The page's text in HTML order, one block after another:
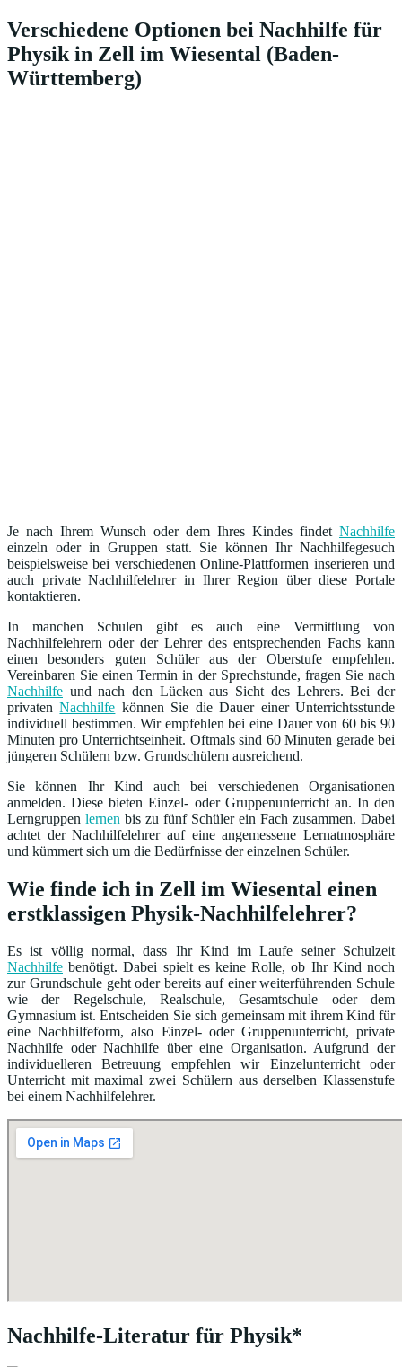
Verschiedene Optionen bei Nachhilfe für
Physik in Zell im Wiesental (Baden-
Württemberg)
Je nach Ihrem Wunsch oder dem Ihres Kindes findet Nachhilfe
einzeln oder in Gruppen statt. Sie können Ihr Nachhilfegesuch
beispielsweise bei verschiedenen Online-Plattformen inserieren und
auch private Nachhilfelehrer in Ihrer Region über diese Portale
kontaktieren.
In manchen Schulen gibt es auch eine Vermittlung von
Nachhilfelehrern oder der Lehrer des entsprechenden Fachs kann
einen besonders guten Schüler aus der Oberstufe empfehlen.
Vereinbaren Sie einen Termin in der Sprechstunde, fragen Sie nach
Nachhilfe und nach den Lücken aus Sicht des Lehrers. Bei der
privatenNachhilfe können Sie die Dauer einer Unterrichtsstunde
individuell bestimmen. Wir empfehlen bei eine Dauer von 60 bis 90
Minuten pro Unterrichtseinheit. Oftmals sind 60 Minuten gerade bei
jüngeren Schülern bzw. Grundschülern ausreichend.
Sie können Ihr Kind auch bei verschiedenen Organisationen
anmelden. Diese bieten Einzel- oder Gruppenunterricht an. In den
Lerngruppen lernen bis zu fünf Schüler ein Fach zusammen. Dabei
achtet der Nachhilfelehrer auf eine angemessene Lernatmosphäre
und kümmert sich um die Bedürfnisse der einzelnen Schüler.
Wie finde ich in Zell im Wiesental einen
erstklassigen Physik-Nachhilfelehrer?
Es ist völlig normal, dass Ihr Kind im Laufe seiner Schulzeit
Nachhilfe benötigt. Dabei spielt es keine Rolle, ob Ihr Kind noch
zur Grundschule geht oder bereits auf einer weiterführenden Schule
wie der Regelschule, Realschule, Gesamtschule oder dem
Gymnasium ist. Entscheiden Sie sich gemeinsam mit ihrem Kind für
eine Nachhilfeform, also Einzel- oder Gruppenunterricht, private
Nachhilfe oder Nachhilfe über eine Organisation. Aufgrund der
individuelleren Betreuung empfehlen wir Einzelunterricht oder
Unterricht mit maximal zwei Schülern aus derselben Klassenstufe
bei einem Nachhilfelehrer.
Nachhilfe-Literatur für Physik*